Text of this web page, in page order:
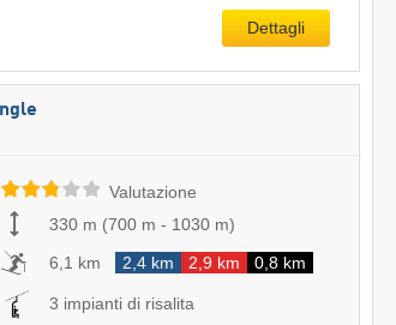
Dettagli
Valutazione
330 m (700 m - 1030 m)
6,1 km
2,4 km 2,9 km 0,8 km
3 impianti di risalita